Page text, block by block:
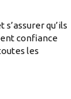
qu’ils
confiance
les